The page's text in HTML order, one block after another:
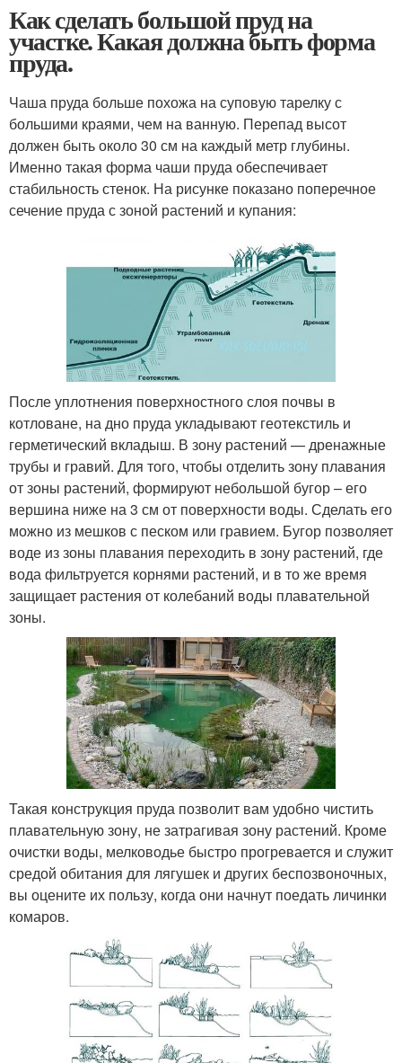
Как сделать большой пруд на
участке. Какая должна быть форма
пруда.
Чаша пруда больше похожа на суповую тарелку с
большими краями, чем на ванную. Перепад высот
должен быть около 30 см на каждый метр глубины.
Именно такая форма чаши пруда обеспечивает
стабильность стенок. На рисунке показано поперечное
сечение пруда с зоной растений и купания:
После уплотнения поверхностного слоя почвы в
котловане, на дно пруда укладывают геотекстиль и
герметический вкладыш. В зону растений — дренажные
трубы и гравий. Для того, чтобы отделить зону плавания
от зоны растений, формируют небольшой бугор – его
вершина ниже на 3 см от поверхности воды. Сделать его
можно из мешков с песком или гравием. Бугор позволяет
воде из зоны плавания переходить в зону растений, где
вода фильтруется корнями растений, и в то же время
защищает растения от колебаний воды плавательной
зоны.
Такая конструкция пруда позволит вам удобно чистить
плавательную зону, не затрагивая зону растений. Кроме
очистки воды, мелководье быстро прогревается и служит
средой обитания для лягушек и других беспозвоночных,
вы оцените их пользу, когда они начнут поедать личинки
комаров.